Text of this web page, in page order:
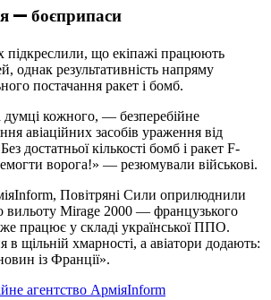
— боєприпаси
що екіпажі працюють
однак результативність напряму
постачання ракет і бомб.
кожного, — безперебійне
авіаційних засобів ураження від
достатньої кількості бомб і ракет F-
ворога!» — резюмували військові.
Повітряні Сили оприлюднили
вильоту Mirage 2000 — французького
працює у складі української ППО.
в щільній хмарності, а авіатори додають:
із Франції».
агентство АрміяInform